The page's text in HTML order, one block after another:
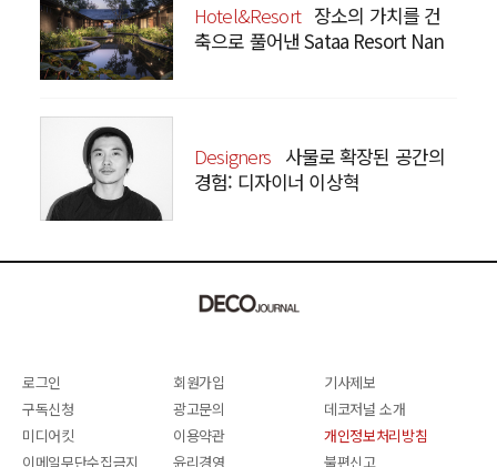
Hotel&Resort 장소의 가치를 건
축으로 풀어낸 Sataa Resort Nan
Designers 사물로 확장된 공간의
경험: 디자이너 이상혁
로그인 회원가입
기사제보
구독신청
광고문의
데코저널 소개
미디어킷
이용약관
개인정보처리방침
이메일무단수집금지
윤리경영 불편신고